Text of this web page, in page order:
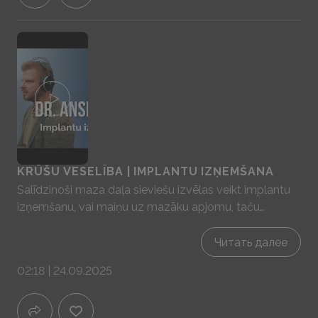
KRŪŠU VESELĪBA | IMPLANTU IZŅEMŠANA
Salīdzinoši maza daļa sieviešu izvēlas veikt implantu
izņemšanu, vai maiņu uz mazāku apjomu, taču
mainoties dzīves stilam ir sievietes, kas izvēlas
implantus izņemt, jo tie ir sākuši traucēt. Citos
gadījumos tā var būt arī ķermeņa rekcija uz implantu
kā uz svešķermeni radot nepatīkamas sajūtas. Veicot
implantu izņemšanu iespējams veikt arī krūšu
pacelšanas operāciju, ja nepieciešams. Izņemot
Читать далее
02:18 | 24.09.2025